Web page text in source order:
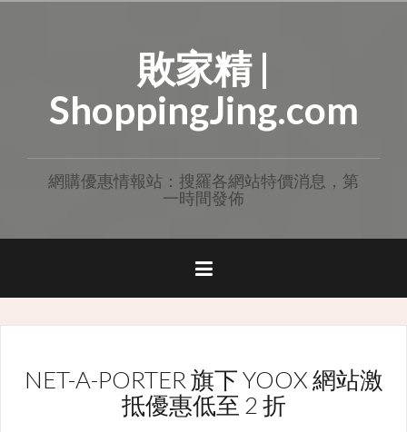
敗家精 |
ShoppingJing.com
網購優惠情報站：搜羅各網站特價消息，第
一時間發佈
NET-A-PORTER 旗下 YOOX 網站激
抵優惠低至 2 折